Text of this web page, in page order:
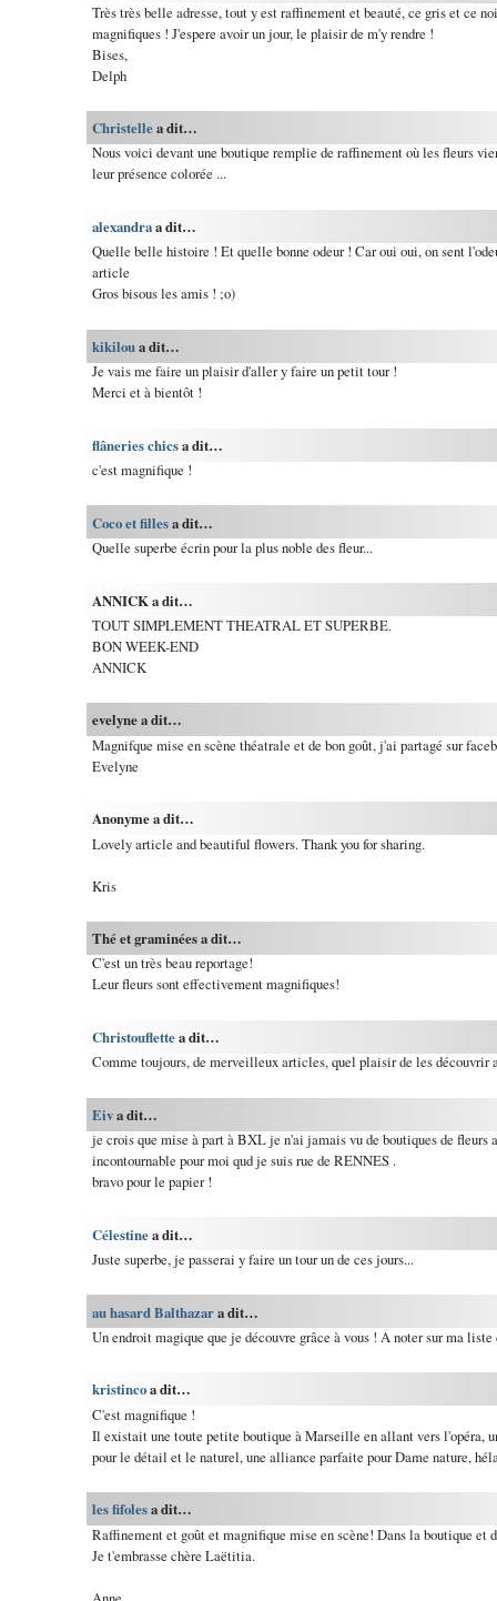
Très très belle adresse, tout y est raffinement et beauté, ce gris et ce
magnifiques ! J'espere avoir un jour, le plaisir de m'y rendre !
Bises,
Delph
Christellea dit…
Nous voici devant une boutique remplie de raffinement où les fleurs
leur présence colorée ...
alexandraa dit…
Quelle belle histoire ! Et quelle bonne odeur ! Car oui oui, on sent
article
Gros bisous les amis ! ;o)
kikiloua dit…
Je vais me faire un plaisir d'aller y faire un petit tour !
Merci et à bientôt !
flâneries chicsa dit…
c'est magnifique !
Coco et fillesa dit…
Quelle superbe écrin pour la plus noble des fleur...
ANNICK a dit…
TOUT SIMPLEMENT THEATRAL ET SUPERBE.
BON WEEK-END
ANNICK
evelyne a dit…
Magnifque mise en scène théatrale et de bon goût, j'ai partagé sur
Evelyne
Anonyme a dit…
Lovely article and beautiful flowers. Thank you for sharing.
Kris
Thé et graminées a dit…
C'est un très beau reportage!
Leur fleurs sont effectivement magnifiques!
Christouflettea dit…
Comme toujours, de merveilleux articles, quel plaisir de les découvrir
Eiva dit…
je crois que mise à part à BXL je n'ai jamais vu de boutiques de fleurs
incontournable pour moi qud je suis rue de RENNES .
bravo pour le papier !
Célestinea dit…
Juste superbe, je passerai y faire un tour un de ces jours...
au hasard Balthazara dit…
Un endroit magique que je découvre grâce à vous ! A noter sur ma
kristincoa dit…
C'est magnifique !
Il existait une toute petite boutique à Marseille en allant vers l'opéra,
pour le détail et le naturel, une alliance parfaite pour Dame nature,
les fifolesa dit…
Raffinement et goût et magnifique mise en scène! Dans la boutique et
Je t'embrasse chère Laëtitia.